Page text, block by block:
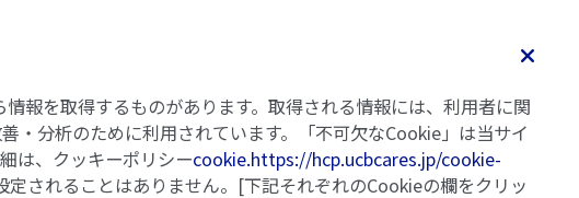
報を取得するものがあります。取得される情報には、利用者に関
・分析のために利用されています。「不可欠なCookie」は当サイ
は、クッキーポリシーcookie.https://hcp.ucbcares.jp/cookie-
されることはありません。[下記それぞれのCookieの欄をクリッ